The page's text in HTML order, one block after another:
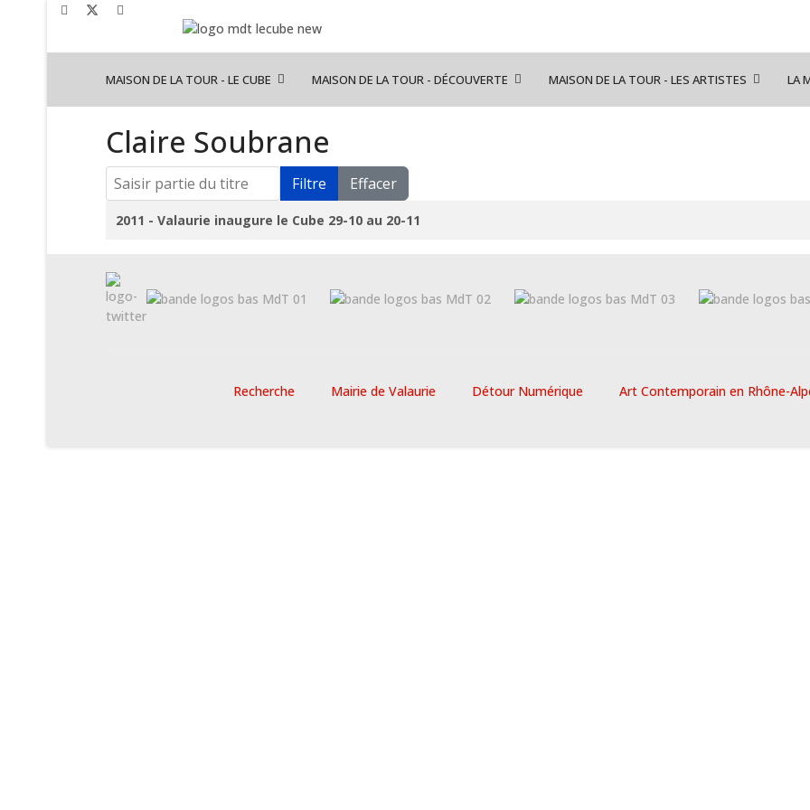
MAISON DE LA TOUR - LE CUBE MAISON DE LA TOUR - DÉCOUVERTE MAISON DE LA TOUR - LES ARTISTES LA
Claire Soubrane
Saisir partie du titre Filtre Effacer
Titre
2011 - Valaurie inaugure le Cube 29-10 au 20-11
Recherche Mairie de Valaurie Détour Numérique Art Contemporain en Rhône-